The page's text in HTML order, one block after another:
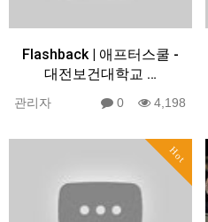
Flashback | 애프터스쿨 -
대전보건대학교 …
관리자 0 4,198
Hot